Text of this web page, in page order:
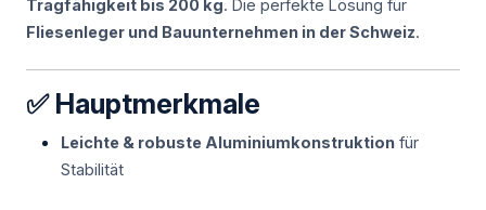
Tragfähigkeit bis 200 kg. Die perfekte Lösung für
Fliesenleger und Bauunternehmen in der Schweiz.
✅ Hauptmerkmale
Leichte & robuste Aluminiumkonstruktion für
Stabilität